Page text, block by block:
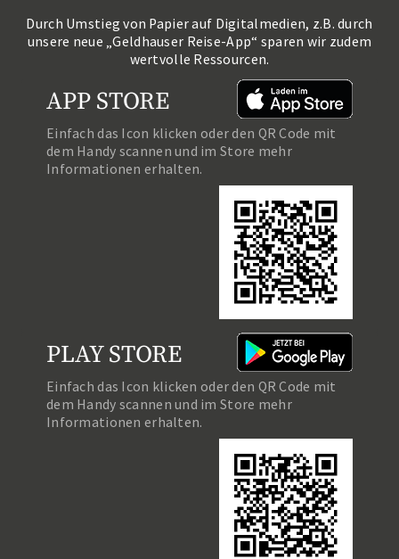
Durch Umstieg von Papier auf Digitalmedien, z.B. durch
unsere neue „Geldhauser Reise-App“ sparen wir zudem
wertvolle Ressourcen.
APP STORE
Einfach das Icon klicken oder den QR Code mit
dem Handy scannen und im Store mehr
Informationen erhalten.
PLAY STORE
Einfach das Icon klicken oder den QR Code mit
dem Handy scannen und im Store mehr
Informationen erhalten.